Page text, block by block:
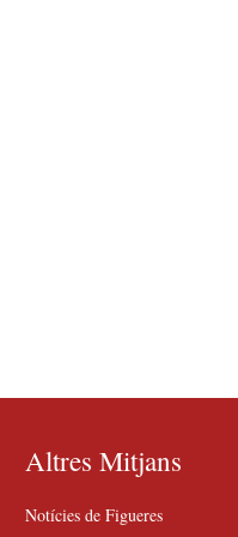
Altres Mitjans
Notícies de Figueres